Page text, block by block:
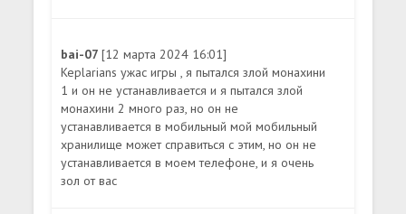
bai-07[12 марта 2024 16:01]
Keplarians ужас игры , я пытался злой монахини
1 и он не устанавливается и я пытался злой
монахини 2 много раз, но он не
устанавливается в мобильный мой мобильный
хранилище может справиться с этим, но он не
устанавливается в моем телефоне, и я очень
зол от вас